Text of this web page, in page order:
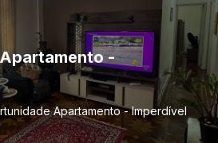
-
Apartamento - Imperdível